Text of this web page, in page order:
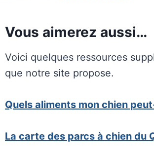
Vous aimerez aussi…
Voici quelques ressources
que notre site propose.
Quels aliments mon chien
La carte des parcs à chien du